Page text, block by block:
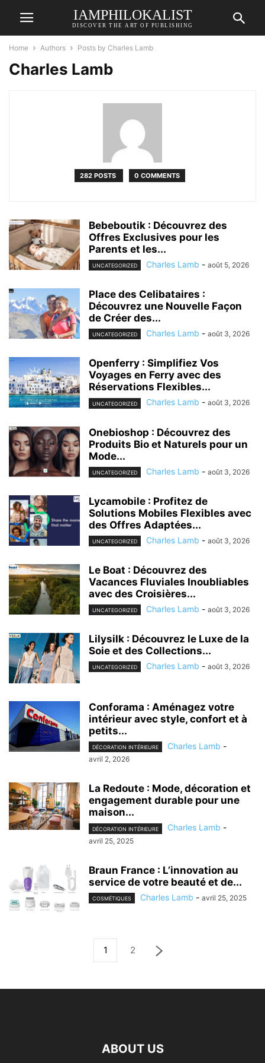
IAMPHILOKALIST
DISCOVER THE ART OF PUBLISHING
Home Authors Posts by Charles Lamb
Charles Lamb
282 POSTS 0 COMMENTS
Bebeboutik : Découvrez des
Offres Exclusives pour les
Parents et les...
UNCATEGORIZED Charles Lamb - août 5, 2026
Place des Celibataires :
Découvrez une Nouvelle Façon
de Créer des...
UNCATEGORIZED Charles Lamb - août 3, 2026
Openferry : Simplifiez Vos
Voyages en Ferry avec des
Réservations Flexibles...
UNCATEGORIZED Charles Lamb - août 3, 2026
Onebioshop : Découvrez des
Produits Bio et Naturels pour un
Mode...
UNCATEGORIZED Charles Lamb - août 3, 2026
Lycamobile : Profitez de
Solutions Mobiles Flexibles avec
des Offres Adaptées...
UNCATEGORIZED Charles Lamb - août 3, 2026
Le Boat : Découvrez des
Vacances Fluviales Inoubliables
avec des Croisières...
UNCATEGORIZED Charles Lamb - août 3, 2026
Lilysilk : Découvrez le Luxe de la
Soie et des Collections...
UNCATEGORIZED Charles Lamb - août 3, 2026
Conforama : Aménagez votre
intérieur avec style, confort et à
petits...
DÉCORATION INTÉRIEURE Charles Lamb -
avril 2, 2026
La Redoute : Mode, décoration et
engagement durable pour une
maison...
DÉCORATION INTÉRIEURE Charles Lamb -
avril 25, 2025
Braun France : L’innovation au
service de votre beauté et de...
COSMÉTIQUES Charles Lamb - avril 25, 2025
1 2
ABOUT US